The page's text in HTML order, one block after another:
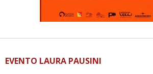
EVENTO LAURA PAUSINI